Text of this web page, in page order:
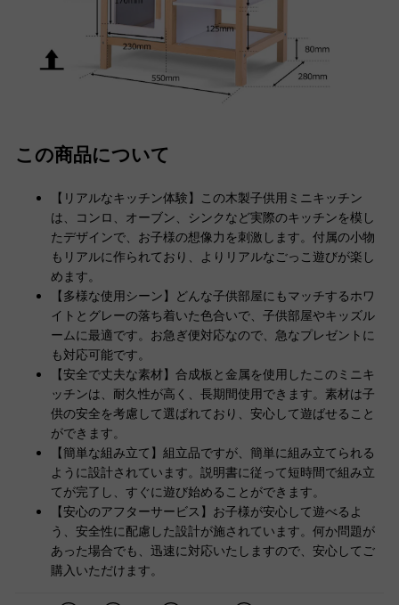
この商品について
【リアルなキッチン体験】この木製子供用ミニキッチン
は、コンロ、オーブン、シンクなど実際のキッチンを模し
たデザインで、お子様の想像力を刺激します。付属の小物
もリアルに作られており、よりリアルなごっこ遊びが楽し
めます。
【多様な使用シーン】どんな子供部屋にもマッチするホワ
イトとグレーの落ち着いた色合いで、子供部屋やキッズル
ームに最適です。お急ぎ便対応なので、急なプレゼントに
も対応可能です。
【安全で丈夫な素材】合成板と金属を使用したこのミニキ
ッチンは、耐久性が高く、長期間使用できます。素材は子
供の安全を考慮して選ばれており、安心して遊ばせること
ができます。
【簡単な組み立て】組立品ですが、簡単に組み立てられる
ように設計されています。説明書に従って短時間で組み立
てが完了し、すぐに遊び始めることができます。
【安心のアフターサービス】お子様が安心して遊べるよ
う、安全性に配慮した設計が施されています。何か問題が
あった場合でも、迅速に対応いたしますので、安心してご
購入いただけます。